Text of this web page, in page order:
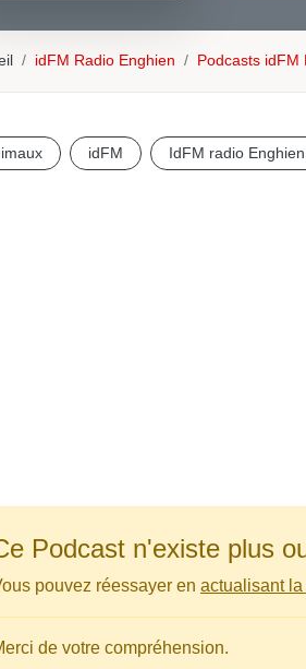
idFM Radio Enghien Podcasts idFM
idFM IdFM radio Enghien
Podcast n'existe plus
pouvez réessayer en actualisant
de votre compréhension.